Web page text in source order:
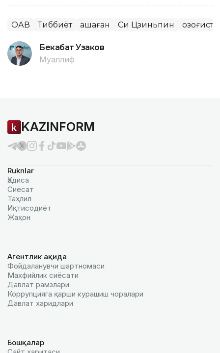
ОАВ Тиббиёт Қашаған Си Цзиньпин
Бекабат Узаков
Муаллиф
KAZINFORM
Ruknlar
Ҳодиса
Сиёсат
Таҳлил
Иқтисодиёт
Жаҳон
Агентлик ҳақида
Фойдаланувчи шартномаси
Махфийлик сиёсати
Давлат рамзлари
Коррупцияга қарши курашиш чоралари
Давлат харидлари
Бошқалар